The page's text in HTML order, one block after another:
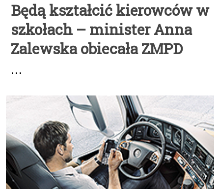
Będą kształcić kierowców w
szkołach – minister Anna
Zalewska obiecała ZMPD
...